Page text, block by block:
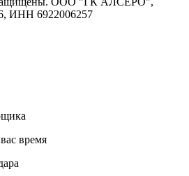
ИНН 6922006257
время